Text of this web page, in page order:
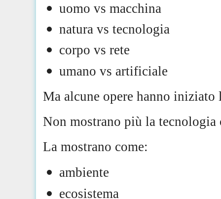
uomo vs macchina
natura vs tecnologia
corpo vs rete
umano vs artificiale
Ma alcune opere hanno iniziato
Non mostrano più la tecnologia
La mostrano come:
ambiente
ecosistema